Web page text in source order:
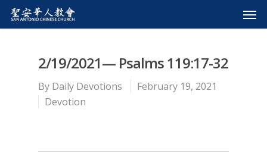
2/19/2021— Psalms 119:17-32
By Daily Devotions
February 19, 2021
Devotion